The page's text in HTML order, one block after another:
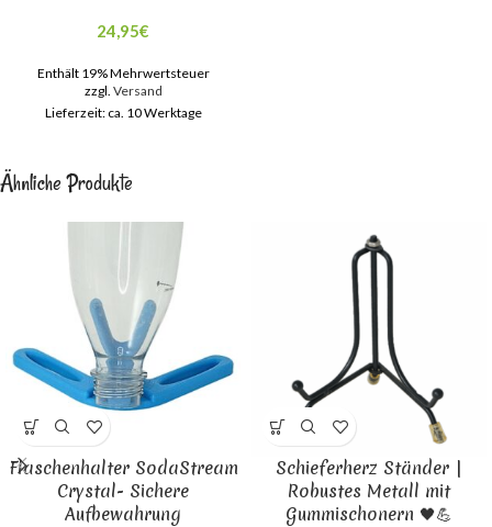
24,95€
Enthält 19% Mehrwertsteuer
zzgl. Versand
Lieferzeit: ca. 10 Werktage
Ähnliche Produkte
Flaschenhalter SodaStream
Crystal- Sichere
Aufbewahrung
Schieferherz Ständer |
Robustes Metall mit
Gummischonern 🖤💪